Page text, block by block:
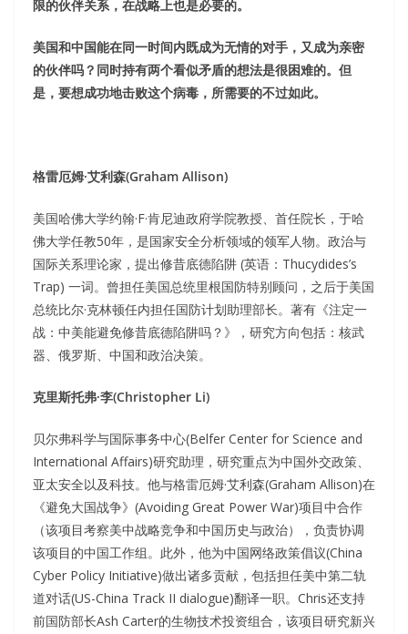
限的伙伴关系，在战略上也是必要的。
美国和中国能在同一时间内既成为无情的对手，又成为亲密
的伙伴吗？同时持有两个看似矛盾的想法是很困难的。但
是，要想成功地击败这个病毒，所需要的不过如此。
格雷厄姆·艾利森(Graham Allison)
美国哈佛大学约翰·F·肯尼迪政府学院教授、首任院长，于哈
佛大学任教50年，是国家安全分析领域的领军人物。政治与
国际关系理论家，提出修昔底德陷阱 (英语：Thucydides’s
Trap) 一词。曾担任美国总统里根国防特别顾问，之后于美国
总统比尔·克林顿任内担任国防计划助理部长。著有《注定一
战：中美能避免修昔底德陷阱吗？》，研究方向包括：核武
器、俄罗斯、中国和政治决策。
克里斯托弗·李(Christopher Li)
贝尔弗科学与国际事务中心(Belfer Center for Science and
International Affairs)研究助理，研究重点为中国外交政策、
亚太安全以及科技。他与格雷厄姆·艾利森(Graham Allison)在
《避免大国战争》(Avoiding Great Power War)项目中合作
（该项目考察美中战略竞争和中国历史与政治），负责协调
该项目的中国工作组。此外，他为中国网络政策倡议(China
Cyber Policy Initiative)做出诸多贡献，包括担任美中第二轨
道对话(US-China Track II dialogue)翻译一职。Chris还支持
前国防部长Ash Carter的生物技术投资组合，该项目研究新兴